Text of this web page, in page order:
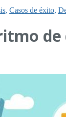
, Casos de éxito,